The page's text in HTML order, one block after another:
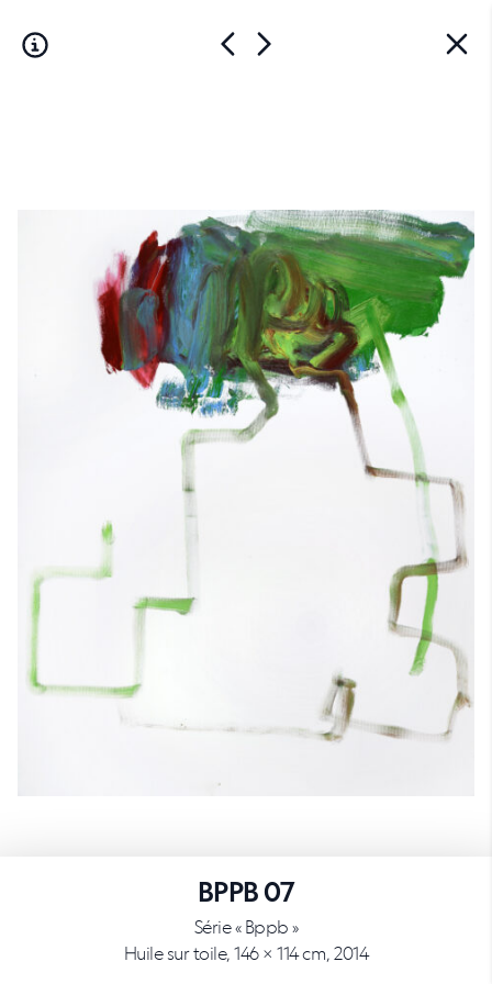
BPPB 07
Série « Bppb »
Huile sur toile, 146 × 114 cm, 2014